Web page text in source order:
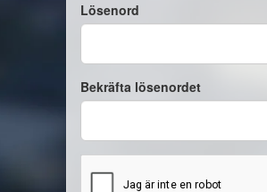
Lösenord
Bekräfta lösenordet